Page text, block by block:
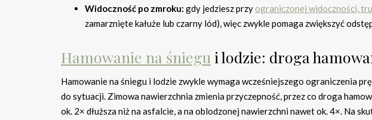
Widoczność po zmroku: gdy jedziesz przy ograniczonej widoczności,
zamarznięte kałuże lub czarny lód), więc zwykle pomaga zwiększyć
Hamowanie na śniegu i lodzie: droga
Hamowanie na śniegu i lodzie zwykle wymaga wcześniejszego ograniczenia
do sytuacji. Zimowa nawierzchnia zmienia przyczepność, przez co droga
ok. 2× dłuższa niż na asfalcie, a na oblodzonej nawierzchni nawet ok. 4×. Na